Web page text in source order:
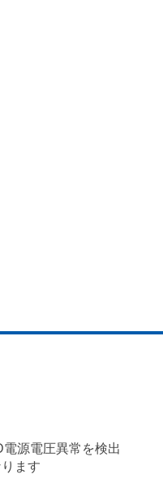
源電圧異常を検出
ます